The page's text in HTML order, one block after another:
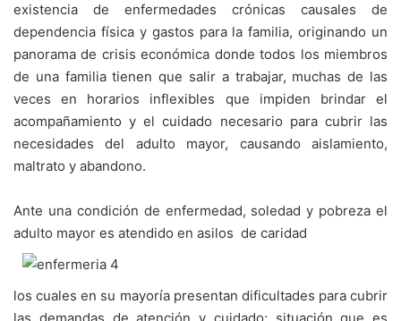
existencia de enfermedades crónicas causales de
dependencia física y gastos para la familia, originando un
panorama de crisis económica donde todos los miembros
de una familia tienen que salir a trabajar, muchas de las
veces en horarios inflexibles que impiden brindar el
acompañamiento y el cuidado necesario para cubrir las
necesidades del adulto mayor, causando aislamiento,
maltrato y abandono.
Ante una condición de enfermedad, soledad y pobreza el
adulto mayor es atendido en asilos de caridad
los cuales en su mayoría presentan dificultades para cubrir